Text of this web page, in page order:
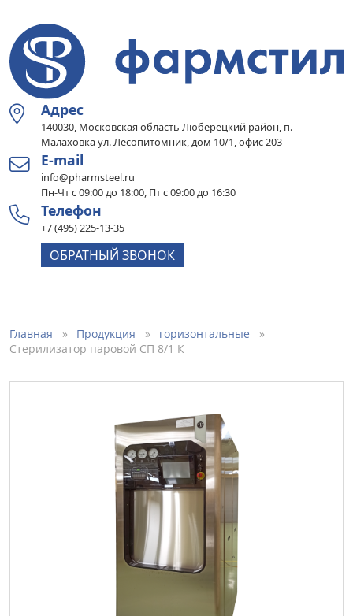
Адрес
140030, Московская область Люберецкий район, п.
Малаховка ул. Лесопитомник, дом 10/1, офис 203
E-mail
info@pharmsteel.ru
Пн-Чт с 09:00 до 18:00, Пт с 09:00 до 16:30
Телефон
+7 (495) 225-13-35
ОБРАТНЫЙ ЗВОНОК
Главная Продукция
горизонтальные
Стерилизатор паровой СП 8/1 К